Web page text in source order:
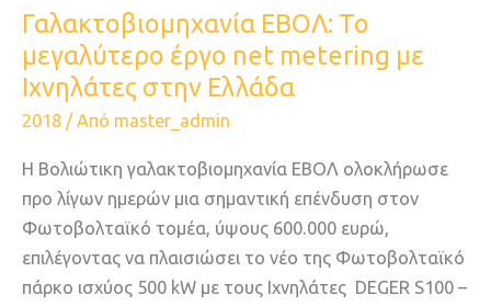
Γαλακτοβιομηχανία ΕΒΟΛ: Το
μεγαλύτερο έργο net metering με
Ιχνηλάτες στην Ελλάδα
2018 / Από master_admin
Η Βολιώτικη γαλακτοβιομηχανία ΕΒΟΛ ολοκλήρωσε
προ λίγων ημερών μια σημαντική επένδυση στον
Φωτοβολταϊκό τομέα, ύψους 600.000 ευρώ,
επιλέγοντας να πλαισιώσει το νέο της Φωτοβολταϊκό
πάρκο ισχύος 500 kW με τους Ιχνηλάτες DEGER S100 –
Ελλάδα